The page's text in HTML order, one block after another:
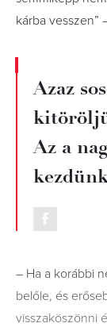
kárba vesszen”
Azaz
Az a
– Ha a korábbi
belőle, és
visszaköszönni